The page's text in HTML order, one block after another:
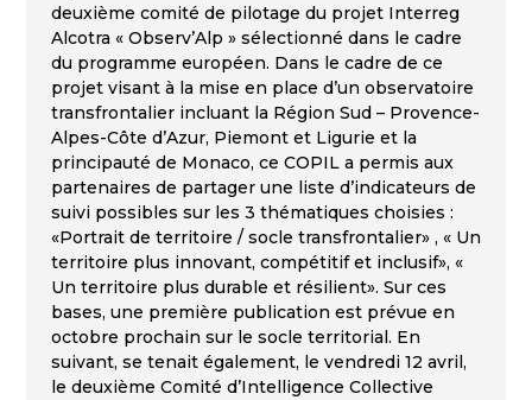
deuxième comité de pilotage du projet Interreg
Alcotra « Observ’Alp » sélectionné dans le cadre
du programme européen. Dans le cadre de ce
projet visant à la mise en place d’un observatoire
transfrontalier incluant la Région Sud – Provence-
Alpes-Côte d’Azur, Piemont et Ligurie et la
principauté de Monaco, ce COPIL a permis aux
partenaires de partager une liste d’indicateurs de
suivi possibles sur les 3 thématiques choisies :
«Portrait de territoire / socle transfrontalier» , « Un
territoire plus innovant, compétitif et inclusif», «
Un territoire plus durable et résilient». Sur ces
bases, une première publication est prévue en
octobre prochain sur le socle territorial. En
suivant, se tenait également, le vendredi 12 avril,
le deuxième Comité d’Intelligence Collective